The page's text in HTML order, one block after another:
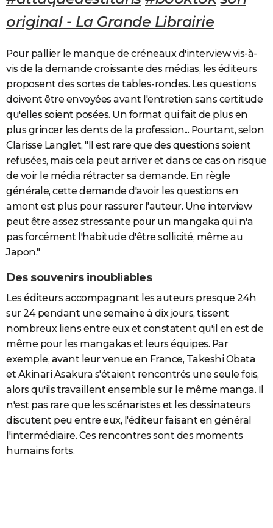
original - La Grande Librairie
Pour pallier le manque de créneaux d'interview vis-à-
vis de la demande croissante des médias, les éditeurs
proposent des sortes de tables-rondes. Les questions
doivent être envoyées avant l'entretien sans certitude
qu'elles soient posées. Un format qui fait de plus en
plus grincer les dents de la profession... Pourtant, selon
Clarisse Langlet, "Il est rare que des questions soient
refusées, mais cela peut arriver et dans ce cas on risque
de voir le média rétracter sa demande. En règle
générale, cette demande d'avoir les questions en
amont est plus pour rassurer l'auteur. Une interview
peut être assez stressante pour un mangaka qui n'a
pas forcément l'habitude d'être sollicité, même au
Japon."
Des souvenirs inoubliables
Les éditeurs accompagnant les auteurs presque 24h
sur 24 pendant une semaine à dix jours, tissent
nombreux liens entre eux et constatent qu'il en est de
même pour les mangakas et leurs équipes. Par
exemple, avant leur venue en France, Takeshi Obata
et Akinari Asakura s'étaient rencontrés une seule fois,
alors qu'ils travaillent ensemble sur le même manga. Il
n'est pas rare que les scénaristes et les dessinateurs
discutent peu entre eux, l'éditeur faisant en général
l'intermédiaire. Ces rencontres sont des moments
humains forts.